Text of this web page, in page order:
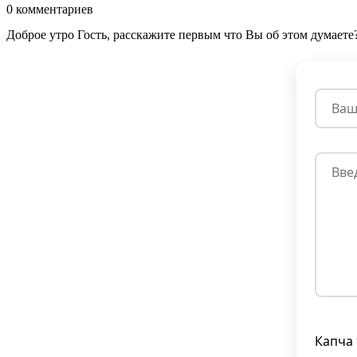
0 комментариев
Доброе утро Гость, расскажите первым что Вы об этом
Капча